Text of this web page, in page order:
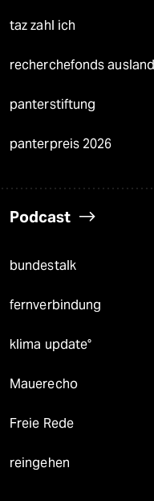
taz zahl ich
recherchefonds ausland
panterstiftung
panterpreis 2026
Podcast
bundestalk
fernverbindung
klima update°
Mauerecho
Freie Rede
reingehen